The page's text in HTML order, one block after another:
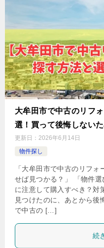
大牟田市で中古のリフ
選！買って後悔しない
更新日： 2026年6月14日
物件探し
「大牟田市で中古のリフ
せば見つかる？」 「物件
に注意して購入すべき？対
見つけたのに、あとから
で中古の […]
続